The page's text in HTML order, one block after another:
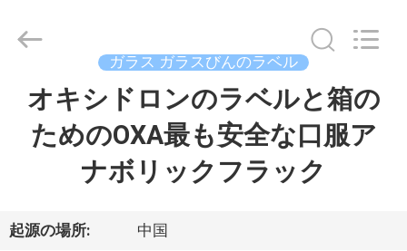
ダ
2017
(Xiamen)
Industry
ガラス ガラスびんのラベル
オキシドロンのラベルと箱の
ためのOXA最も安全な口服ア
ナボリックフラック
起源の場所: 中国